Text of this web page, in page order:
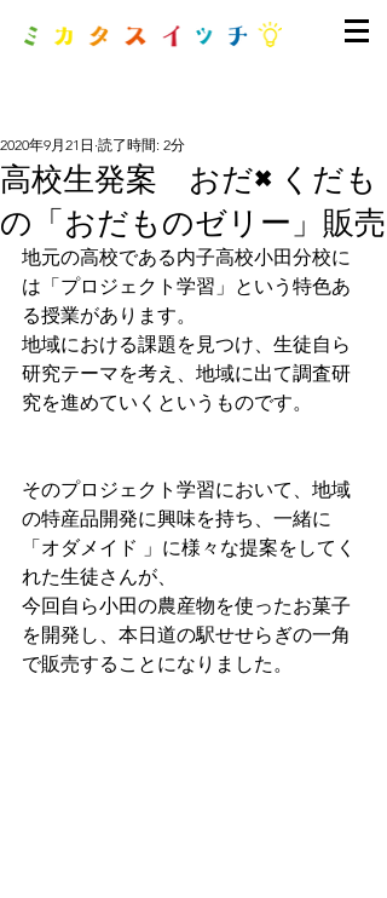
高校生発案 おだ×くだも
の「おだものゼリー」販売
2020年9月21日 読了時間: 2分
地元の高校である内子高校小田分校に
は「プロジェクト学習」という特色あ
る授業があります。
地域における課題を見つけ、生徒自ら
研究テーマを考え、地域に出て調査研
究を進めていくというものです。
そのプロジェクト学習において、地域
の特産品開発に興味を持ち、一緒に
「オダメイド 」に様々な提案をしてく
れた生徒さんが、
今回自ら小田の農産物を使ったお菓子
を開発し、本日道の駅せせらぎの一角
で販売することになりました。